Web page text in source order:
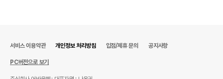
서비스 이용약관 개인정보 처리방침 입점/제휴 문의 공지사항
PC버전으로 보기